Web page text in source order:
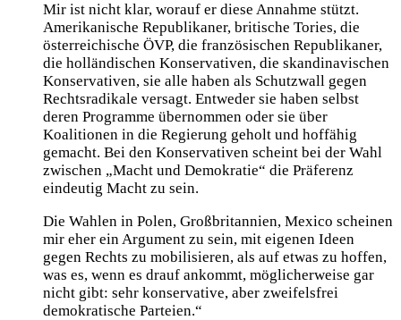
Mir ist nicht klar, worauf er diese Annahme stützt.
Amerikanische Republikaner, britische Tories, die
österreichische ÖVP, die französischen Republikaner,
die holländischen Konservativen, die skandinavischen
Konservativen, sie alle haben als Schutzwall gegen
Rechtsradikale versagt. Entweder sie haben selbst
deren Programme übernommen oder sie über
Koalitionen in die Regierung geholt und hoffähig
gemacht. Bei den Konservativen scheint bei der Wahl
zwischen „Macht und Demokratie“ die Präferenz
eindeutig Macht zu sein.
Die Wahlen in Polen, Großbritannien, Mexico scheinen
mir eher ein Argument zu sein, mit eigenen Ideen
gegen Rechts zu mobilisieren, als auf etwas zu hoffen,
was es, wenn es drauf ankommt, möglicherweise gar
nicht gibt: sehr konservative, aber zweifelsfrei
demokratische Parteien.“